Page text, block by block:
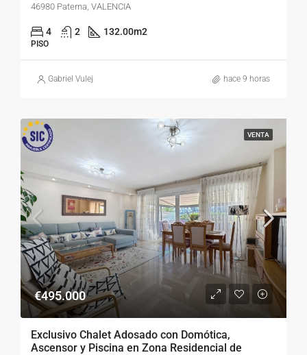
46980 Paterna, VALENCIA
4 2 132.00m2
PISO
Gabriel Vulej hace 9 horas
VENTA
€495.000
Exclusivo Chalet Adosado con Domótica,
Ascensor y Piscina en Zona Residencial de